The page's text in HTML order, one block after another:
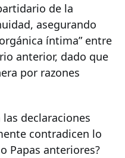
de la
asegurando
íntima” entre
anterior, dado que
por razones
las declaraciones
contradicen lo
Papas anteriores?